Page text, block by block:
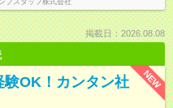
プスタッフ株式会社
掲載日：2026.08.08
NEW
OK！カンタン社